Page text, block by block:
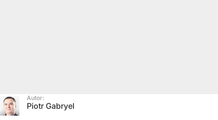
Autor:
Piotr Gabryel